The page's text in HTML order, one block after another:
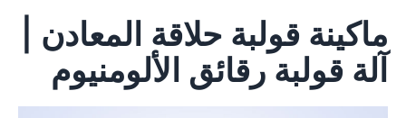
ماكينة قولبة حلاقة المعادن |
آلة قولبة رقائق الألومنيوم